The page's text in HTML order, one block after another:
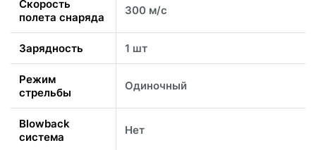
Скорость
полета снаряда
300 м/с
Зарядность 1 шт
Режим
стрельбы
Одиночный
Blowback
система
Нет